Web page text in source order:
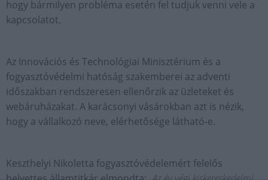
hogy bármilyen probléma esetén fel tudjuk venni vele a
kapcsolatot.
Az Innovációs és Technológiai Minisztérium és a
fogyasztóvédelmi hatóság szakemberei az adventi
időszakban rendszeresen ellenőrzik az üzleteket és
webáruházakat. A karácsonyi vásárokban azt is nézik,
hogy a vállalkozó neve, elérhetősége látható-e.
Keszthelyi Nikoletta fogyasztóvédelemért felelős